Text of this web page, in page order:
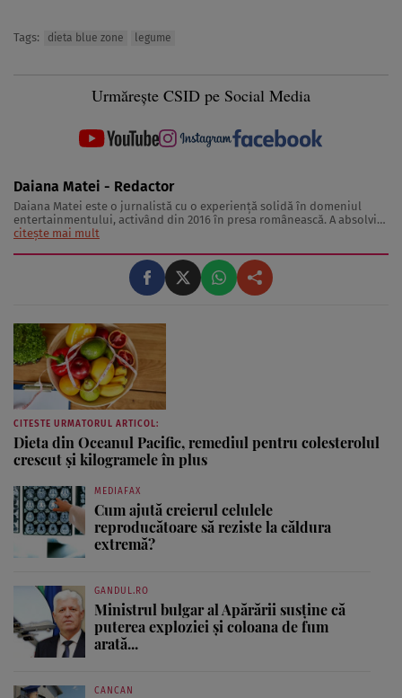
Tags: dieta blue zone legume
Urmărește CSID pe Social Media
Daiana Matei - Redactor
Daiana Matei este o jurnalistă cu o experiență solidă în domeniul
entertainmentului, activând din 2016 în presa românească. A absolvit
Facultatea de Jurnalism și Științele Comunicării la Universitatea
citește mai mult
CITESTE URMATORUL ARTICOL:
Dieta din Oceanul Pacific, remediul pentru colesterolul
crescut și kilogramele în plus
MEDIAFAX
Cum ajută creierul celulele
reproducătoare să reziste la căldura
extremă?
GANDUL.RO
Ministrul bulgar al Apărării susține că
puterea exploziei și coloana de fum
arată...
CANCAN